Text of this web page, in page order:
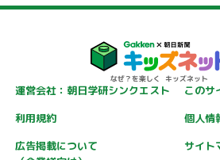
運営会社：朝日学研シンクエスト
このサ
利用規約
個人情
広告掲載について
サイト